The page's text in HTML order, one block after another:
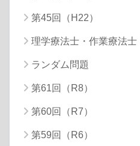
第45回（H22）
理学療法士・作業療法士
ランダム問題
第61回（R8）
第60回（R7）
第59回（R6）